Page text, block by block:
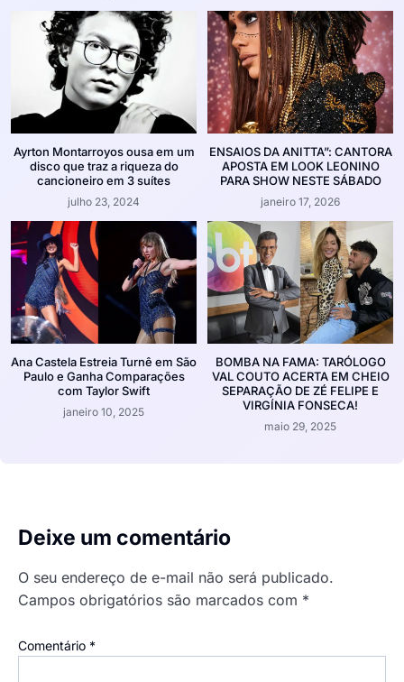
Ayrton Montarroyos ousa em um
disco que traz a riqueza do
cancioneiro em 3 suítes
julho 23, 2024
ENSAIOS DA ANITTA”: CANTORA
APOSTA EM LOOK LEONINO
PARA SHOW NESTE SÁBADO
janeiro 17, 2026
Ana Castela Estreia Turnê em São
Paulo e Ganha Comparações
com Taylor Swift
janeiro 10, 2025
BOMBA NA FAMA: TARÓLOGO
VAL COUTO ACERTA EM CHEIO
SEPARAÇÃO DE ZÉ FELIPE E
VIRGÍNIA FONSECA!
maio 29, 2025
Deixe um comentário
O seu endereço de e-mail não será publicado.
Campos obrigatórios são marcados com *
Comentário *